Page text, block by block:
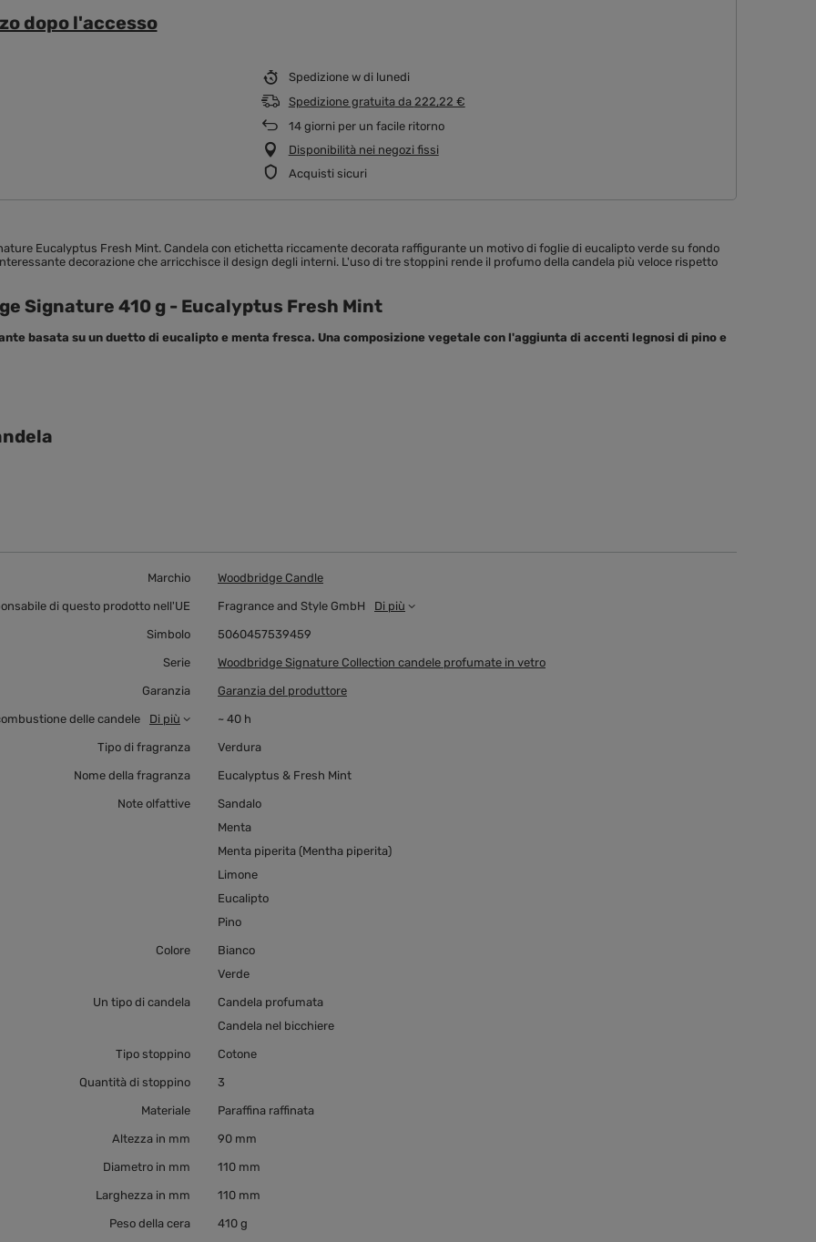
dopo l'accesso
Spedizione w di lunedi
Spedizione gratuitada 222,22 €
14giorni per un facile ritorno
Disponibilità nei negozi fissi
Acquisti sicuri
Eucalyptus Fresh Mint. Candela con etichetta riccamente decorata raffigurante un motivo di foglie di eucalipto verde su fondo
decorazione che arricchisce il design degli interni. L'uso di tre stoppini rende il profumo della candela più veloce rispetto
Signature 410 g - Eucalyptus Fresh Mint
basata su un duetto di eucalipto e menta fresca. Una composizione vegetale con l'aggiunta di accenti legnosi di pino e
Marchio Woodbridge Candle
di questo prodotto nell'UE Fragrance and Style GmbH Di più
Simbolo 5060457539459
Serie Woodbridge Signature Collection candele profumate in vetro
Garanzia Garanzia del produttore
delle candele Di più ~ 40 h
Tipo di fragranza Verdura
Nome della fragranza Eucalyptus & Fresh Mint
Note olfattive
Sandalo
Menta
Menta piperita (Mentha piperita)
Limone
Eucalipto
Pino
Colore
Bianco
Verde
Un tipo di candela
Candela profumata
Candela nel bicchiere
Tipo stoppino Cotone
Quantità di stoppino 3
Materiale Paraffina raffinata
Altezza in mm 90 mm
Diametro in mm 110 mm
Larghezza in mm 110 mm
Peso della cera 410 g